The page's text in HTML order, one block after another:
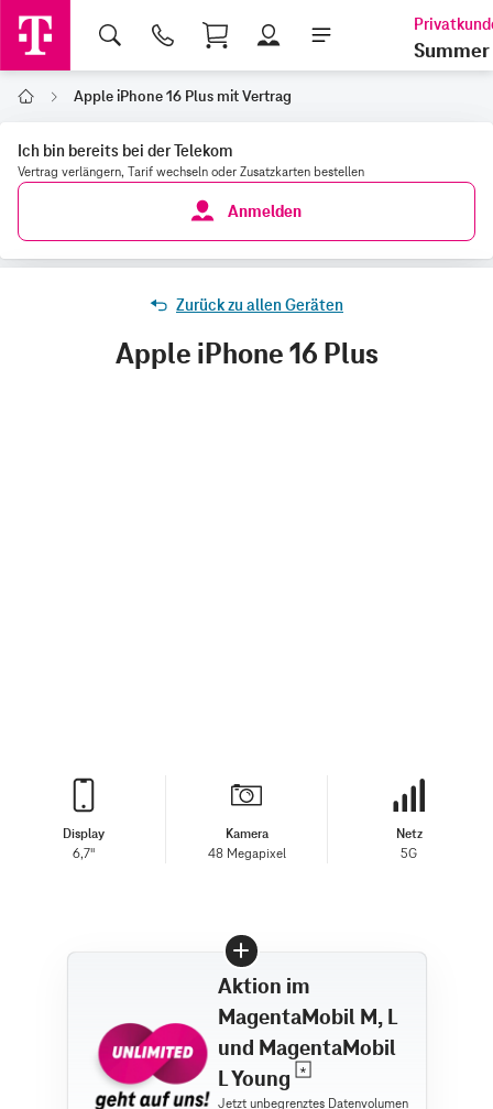
Shopping Cart
Summer
Home Apple iPhone 16 Plus mit Vertrag
Ich bin bereits bei der Telekom
Vertrag verlängern, Tarif wechseln oder Zusatzkarten bestellen
Anmelden
Zurück zu allen Geräten
Apple iPhone 16 Plus
Display
6,7"
Kamera
48 Megapixel
Netz
5G
Aktion im
MagentaMobil M, L
und MagentaMobil
L Young